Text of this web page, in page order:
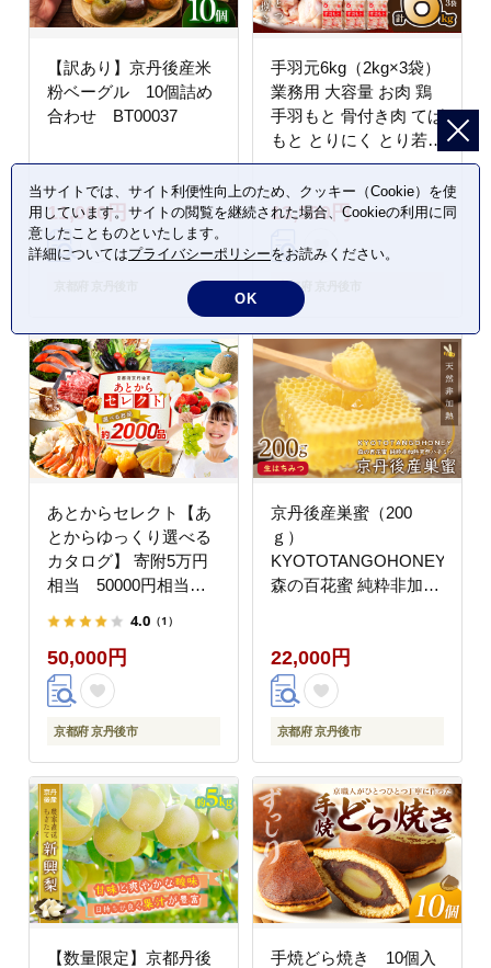
【訳あり】京丹後産米
粉ベーグル 10個詰め
合わせ BT00037
11,000円
手羽元6kg（2kg×3袋）
業務用 大容量 お肉 鶏
手羽もと 骨付き肉 てば
もと とりにく とり若鶏
若どり 6キロ ふるさと
納税 鶏肉 小分け 大量
大盛り クリスマス
13,500円
京都府 京丹後市
あとからセレクト【あ
とからゆっくり選べる
カタログ】 寄附5万円
相当 50000円相当
も SP00005
4.0 （1）
50,000円
京都府 京丹後市
京丹後産巣蜜（200
ｇ）
KYOTOTANGOHONEY
森の百花蜜 純粋非加熱
22,000円
京都府 京丹後市
【数量限定】京都丹後
手焼どら焼き 10個入
当サイトでは、サイト利便性向上のため、クッキー（Cookie）を使
用しています。サイトの閲覧を継続された場合、Cookieの利用に同
意したことものといたします。
詳細についてはプライバシーポリシーをお読みください。
OK